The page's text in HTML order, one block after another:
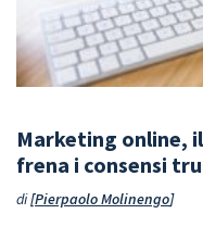
Marketing online,
frena i consensi
di Pierpaolo Molinengo